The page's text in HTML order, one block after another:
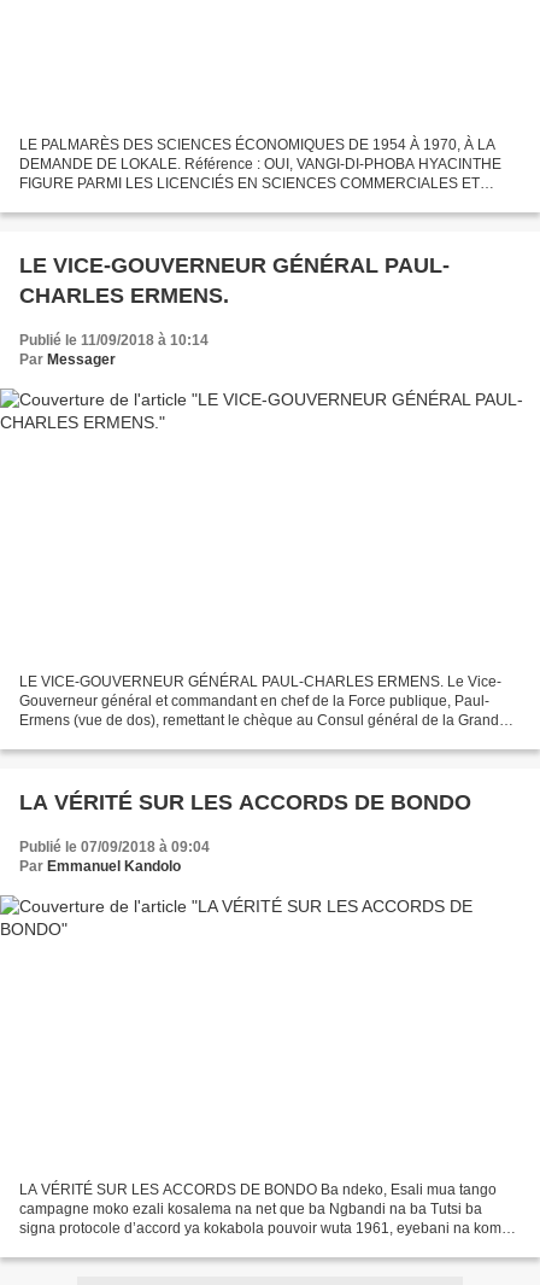
LE PALMARÈS DES SCIENCES ÉCONOMIQUES DE 1954 À 1970, À LA
DEMANDE DE LOKALE. Référence : OUI, VANGI-DI-PHOBA HYACINTHE
FIGURE PARMI LES LICENCIÉS EN SCIENCES COMMERCIALES ET
Merci pour le travail...
LE VICE-GOUVERNEUR GÉNÉRAL PAUL-
CHARLES ERMENS.
Publié le 11/09/2018 à 10:14
Par Messager
LE VICE-GOUVERNEUR GÉNÉRAL PAUL-CHARLES ERMENS. Le Vice-
Gouverneur général et commandant en chef de la Force publique, Paul-
Ermens (vue de dos), remettant le chèque au Consul général de la Grande-
LA VÉRITÉ SUR LES ACCORDS DE BONDO
Publié le 07/09/2018 à 09:04
Par Emmanuel Kandolo
LA VÉRITÉ SUR LES ACCORDS DE BONDO Ba ndeko, Esali mua tango
campagne moko ezali kosalema na net que ba Ngbandi na ba Tutsi ba
signa protocole d’accord ya kokabola pouvoir wuta 1961, eyebani na kombo